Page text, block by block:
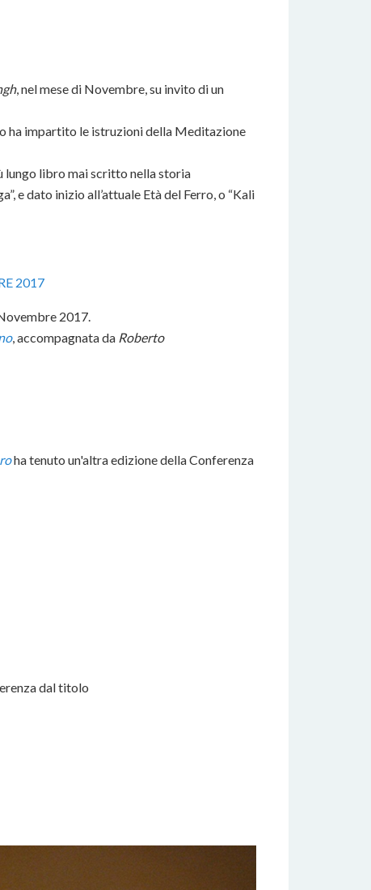
, nel mese di Novembre, su invito di un
ha impartito le istruzioni della Meditazione
lungo libro mai scritto nella storia
e dato inizio all’attuale Età del Ferro, o “Kali
2017
2017.
, accompagnata da Roberto
ha tenuto un'altra edizione della Conferenza
dal titolo